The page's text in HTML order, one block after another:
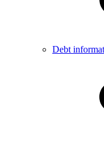
Debt